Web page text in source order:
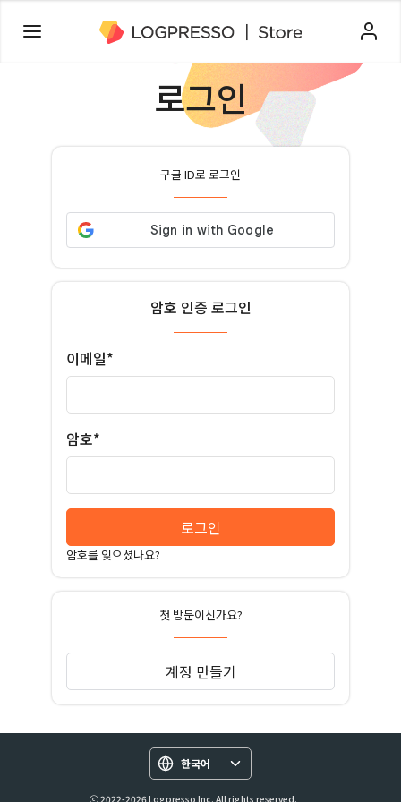
로그인
구글 ID로 로그인
암호 인증 로그인
이메일*
암호*
로그인
암호를 잊으셨나요?
첫 방문이신가요?
계정 만들기
한국어
ⓒ 2022-2026 Logpresso Inc. All rights reserved.